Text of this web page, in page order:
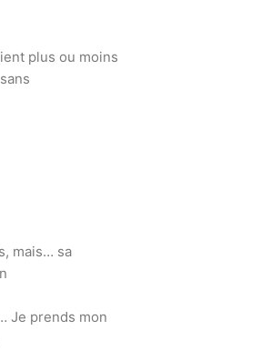
plus ou moins
mais… sa
Je prends mon